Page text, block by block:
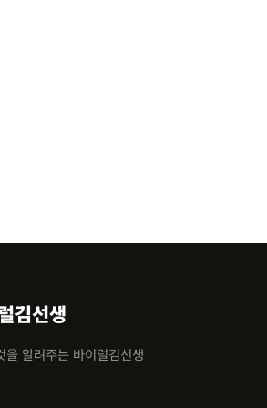
김선생
을 알려주는 바이럴김선생